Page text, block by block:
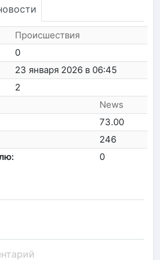
Происшествия
0
23 января 2026 в 06:45
2
News
73.00
246
0